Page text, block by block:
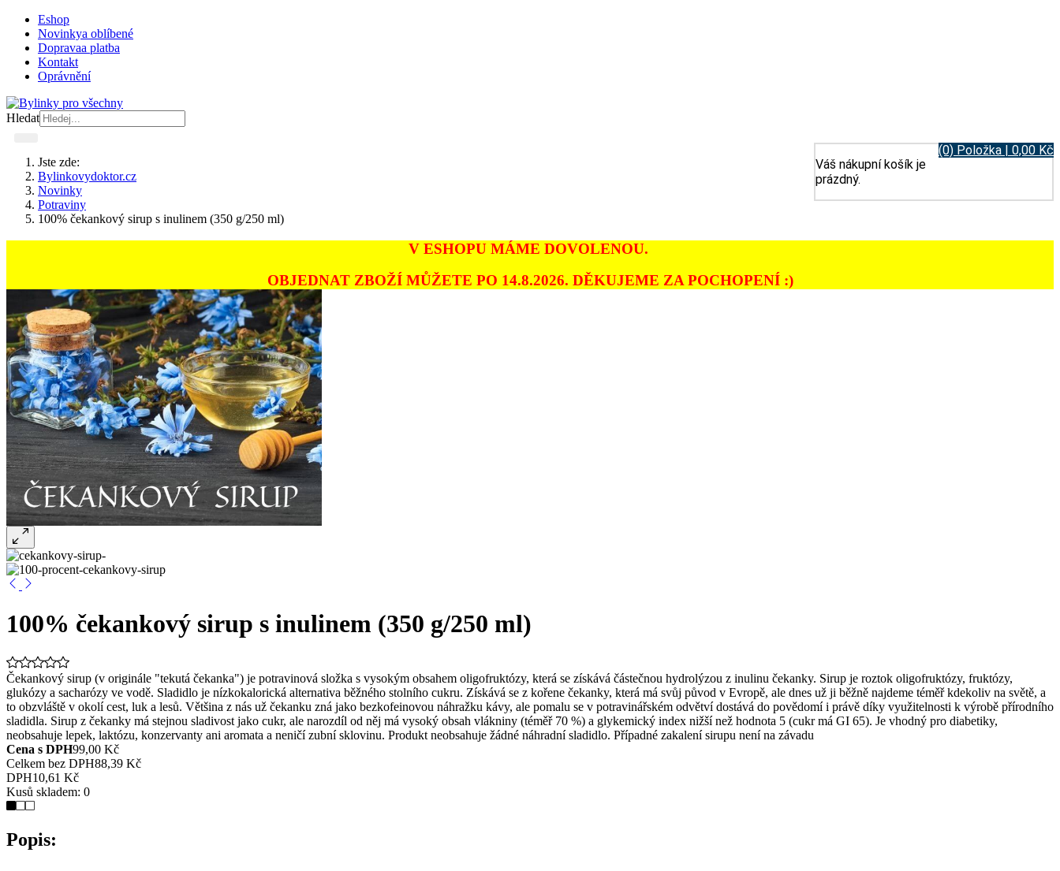
Eshop
Novinkya oblíbené
Dopravaa platba
Kontakt
Oprávnění
Hledat
(0) Položka | 0,00 Kč
Váš nákupní košík je
prázdný.
Jste zde:
Bylinkovydoktor.cz
Novinky
Potraviny
100% čekankový sirup s inulinem (350 g/250 ml)
V ESHOPU MÁME DOVOLENOU.
OBJEDNAT ZBOŽÍ MŮŽETE PO 14.8.2026. DĚKUJEME ZA POCHOPENÍ :)
100% čekankový sirup s inulinem (350 g/250 ml)
Čekankový sirup (v originále "tekutá čekanka") je potravinová složka s vysokým obsahem oligofruktózy, která se získává částečnou hydrolýzou z inulinu čekanky. Sirup je roztok oligofruktózy, fruktózy,
glukózy a sacharózy ve vodě. Sladidlo je nízkokalorická alternativa běžného stolního cukru. Získává se z kořene čekanky, která má svůj původ v Evropě, ale dnes už ji běžně najdeme téměř kdekoliv na světě, a
to obzvláště v okolí cest, luk a lesů. Většina z nás už čekanku zná jako bezkofeinovou náhražku kávy, ale pomalu se v potravinářském odvětví dostává do povědomí i právě díky využitelnosti k výrobě přírodního
sladidla. Sirup z čekanky má stejnou sladivost jako cukr, ale narozdíl od něj má vysoký obsah vlákniny (téměř 70 %) a glykemický index nižší než hodnota 5 (cukr má GI 65). Je vhodný pro diabetiky,
neobsahuje lepek, laktózu, konzervanty ani aromata a neničí zubní sklovinu. Produkt neobsahuje žádné náhradní sladidlo. Případné zakalení sirupu není na závadu
Cena s DPH99,00 Kč
Celkem bez DPH88,39 Kč
DPH10,61 Kč
Kusů skladem: 0
Popis: